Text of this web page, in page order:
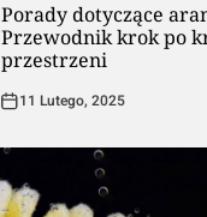
Porady dotyczące
Przewodnik krok po
przestrzeni
11 Lutego, 2025